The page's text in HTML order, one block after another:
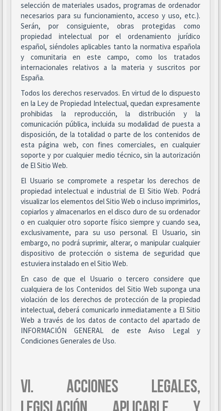
selección de materiales usados, programas de ordenador
necesarios para su funcionamiento, acceso y uso, etc.).
Serán, por consiguiente, obras protegidas como
propiedad intelectual por el ordenamiento jurídico
español, siéndoles aplicables tanto la normativa española
y comunitaria en este campo, como los tratados
internacionales relativos a la materia y suscritos por
España.
Todos los derechos reservados. En virtud de lo dispuesto
en la Ley de Propiedad Intelectual, quedan expresamente
prohibidas la reproducción, la distribución y la
comunicación pública, incluida su modalidad de puesta a
disposición, de la totalidad o parte de los contenidos de
esta página web, con fines comerciales, en cualquier
soporte y por cualquier medio técnico, sin la autorización
de El Sitio Web.
El Usuario se compromete a respetar los derechos de
propiedad intelectual e industrial de El Sitio Web. Podrá
visualizar los elementos del Sitio Web o incluso imprimirlos,
copiarlos y almacenarlos en el disco duro de su ordenador
o en cualquier otro soporte físico siempre y cuando sea,
exclusivamente, para su uso personal. El Usuario, sin
embargo, no podrá suprimir, alterar, o manipular cualquier
dispositivo de protección o sistema de seguridad que
estuviera instalado en el Sitio Web.
En caso de que el Usuario o tercero considere que
cualquiera de los Contenidos del Sitio Web suponga una
violación de los derechos de protección de la propiedad
intelectual, deberá comunicarlo inmediatamente a El Sitio
Web a través de los datos de contacto del apartado de
INFORMACIÓN GENERAL de este Aviso Legal y
Condiciones Generales de Uso.
VI. ACCIONES LEGALES,